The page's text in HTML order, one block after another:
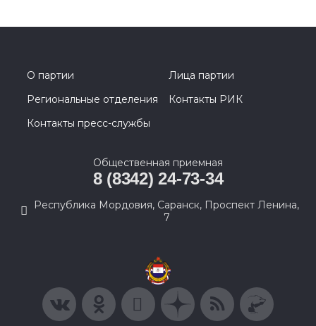
О партии
Лица партии
Региональные отделения
Контакты РИК
Контакты пресс-службы
Общественная приемная
8 (8342) 24-73-34
Республика Мордовия, Саранск, Проспект Ленина,
7